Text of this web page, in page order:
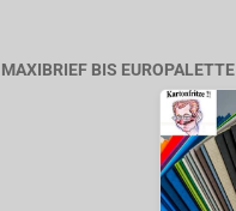
MAXIBRIEF BIS EUROPALETTE